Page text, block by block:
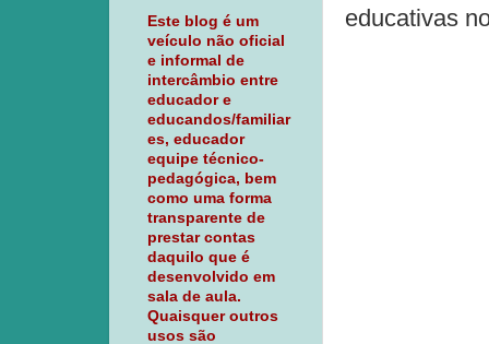
educativas
Este blog é um
veículo não oficial
e informal de
intercâmbio entre
educador e
educandos/familiar
es, educador
equipe técnico-
pedagógica, bem
como uma forma
transparente de
prestar contas
daquilo que é
desenvolvido em
sala de aula.
Quaisquer outros
usos são